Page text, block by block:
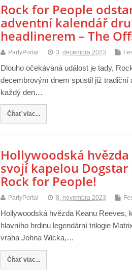
Rock for People
adventní kalendář
headlinerem – The
PartyPortal 3. decembra 2023
Dlouho očekávaná událost je tady,
decembrovým dnem spustil již tradiční
každý den…
Čítať viac...
Hollywoodská hvězda
svojí kapelou
Rock for People!
PartyPortal 8. novembra 2023
Hollywoodská hvězda Keanu Reeves,
hlavního hrdinu legendární trilogie
vraha Johna Wicka,…
Čítať viac...